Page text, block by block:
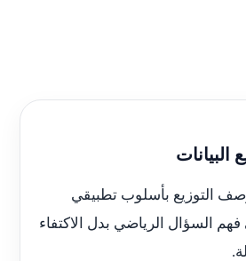
التوزيع بأسلوب تطبيقي
السؤال الرياضي بدل الاكتفاء